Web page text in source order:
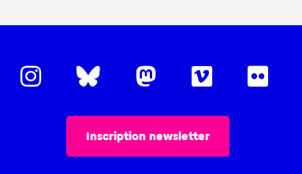
Inscription newsletter